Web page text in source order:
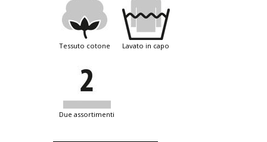
tessuto cotone lavato in capo
due assortimenti